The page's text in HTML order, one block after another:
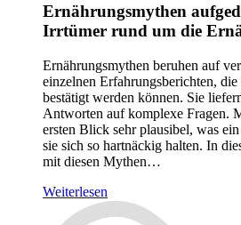
Ernährungsmythen
Irrtümer rund um die
Ernährungsmythen beruhen auf
einzelnen Erfahrungsberichten,
bestätigt werden können. Sie
Antworten auf komplexe Fragen.
ersten Blick sehr plausibel, was
sie sich so hartnäckig halten. In
mit diesen Mythen…
Weiterlesen